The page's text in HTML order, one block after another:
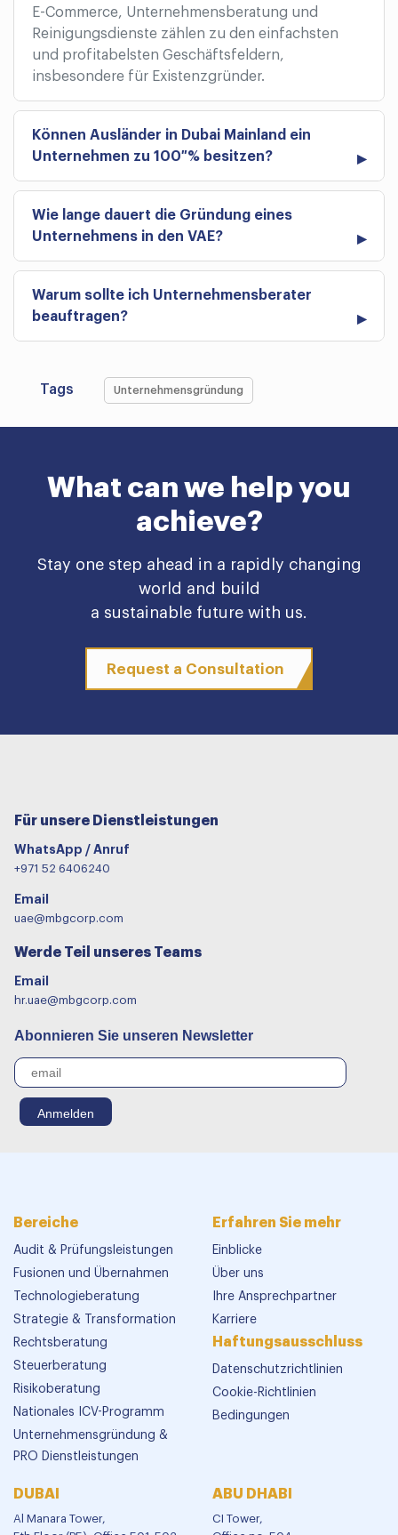
E-Commerce, Unternehmensberatung und
Reinigungsdienste zählen zu den einfachsten
und profitabelsten Geschäftsfeldern,
insbesondere für Existenzgründer.
Können Ausländer in Dubai Mainland ein
Unternehmen zu 100 % besitzen?
Wie lange dauert die Gründung eines
Unternehmens in den VAE?
Warum sollte ich Unternehmensberater
beauftragen?
Tags Unternehmensgründung
What can we help you
achieve?
Stay one step ahead in a rapidly changing
world and build
a sustainable future with us.
Request a Consultation
Für unsere Dienstleistungen
WhatsApp / Anruf
+971 52 6406240
Email
uae@mbgcorp.com
Werde Teil unseres Teams
Email
hr.uae@mbgcorp.com
Abonnieren Sie unseren Newsletter
Bereiche
Audit & Prüfungsleistungen
Fusionen und Übernahmen
Technologieberatung
Strategie & Transformation
Rechtsberatung
Steuerberatung
Risikoberatung
Nationales ICV-Programm
Unternehmensgründung &
PRO Dienstleistungen
Erfahren Sie mehr
Einblicke
Über uns
Ihre Ansprechpartner
Karriere
Haftungsausschluss
Datenschutzrichtlinien
Cookie-Richtlinien
Bedingungen
DUBAI
Al Manara Tower,
ABU DHABI
CI Tower,